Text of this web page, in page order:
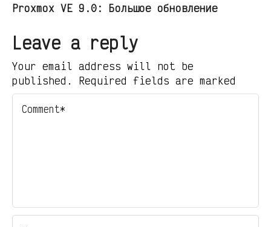
Proxmox VE 9.0: Большое обновление
Leave a reply
Your email address will not be
published. Required fields are marked